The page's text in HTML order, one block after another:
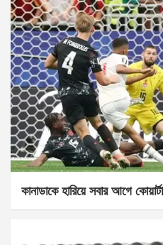
কানাডাকে হারিয়ে সবার আগে